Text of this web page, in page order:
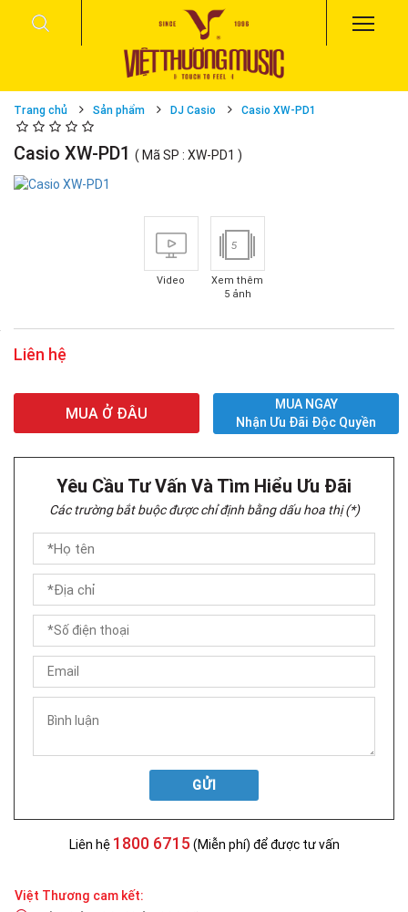
Trang chủ Sản phẩm DJ Casio Casio XW-PD1
Casio XW-PD1 ( Mã SP : XW-PD1 )
Video
5
Xem thêm
5 ảnh
Liên hệ
MUA Ở ĐÂU
MUA NGAY
Nhận Ưu Đãi Độc Quyền
Yêu Cầu Tư Vấn Và Tìm Hiểu Ưu Đãi
Các trường bắt buộc được chỉ định bằng dấu hoa thị (*)
GỬI
Liên hệ 1800 6715 (Miễn phí) để được tư vấn
Việt Thương cam kết: